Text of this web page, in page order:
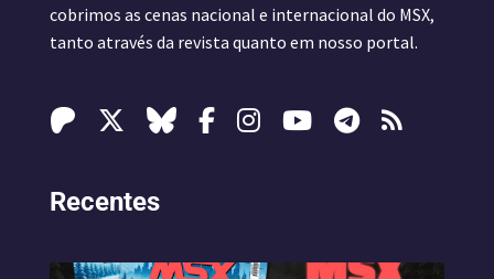
cobrimos as cenas nacional e internacional do MSX,
tanto através da revista quanto em nosso portal.
Recentes